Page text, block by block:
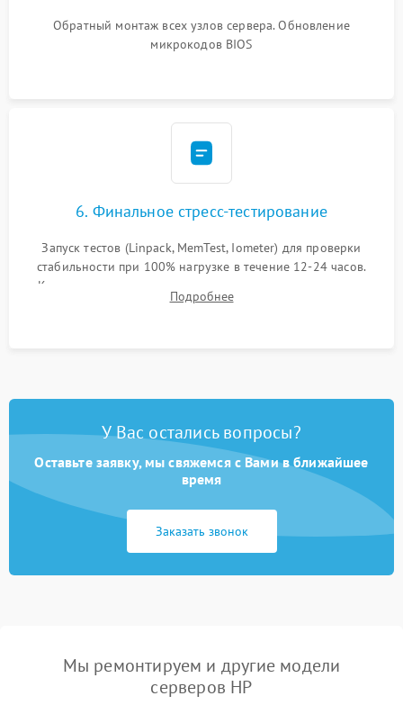
Обратный монтаж всех узлов сервера. Обновление
микрокодов BIOS
6. Финальное стресс-тестирование
Запуск тестов (Linpack, MemTest, Iometer) для проверки
стабильности при 100% нагрузке в течение 12-24 часов.
Контроль температурных режимов, проверка отсутствия
троттлинга и подготовка сервера к выдаче.
Подробнее
У Вас остались вопросы?
Оставьте заявку, мы свяжемся с Вами в ближайшее
время
Заказать звонок
Мы ремонтируем и другие модели
серверов HP